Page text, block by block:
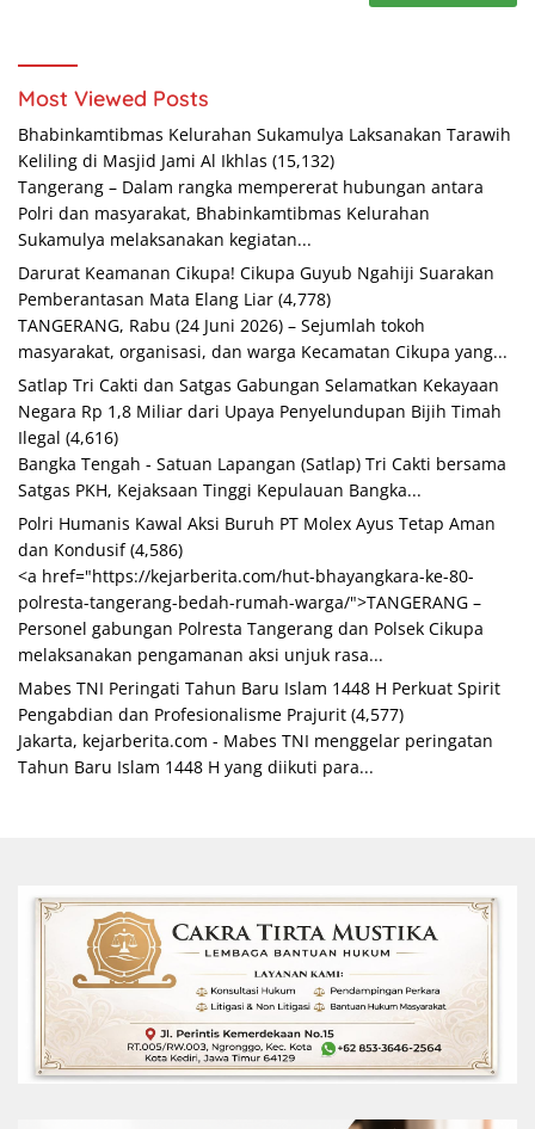
Most Viewed Posts
Bhabinkamtibmas Kelurahan Sukamulya Laksanakan Tarawih
Keliling di Masjid Jami Al Ikhlas (15,132)
Tangerang – Dalam rangka mempererat hubungan antara
Polri dan masyarakat, Bhabinkamtibmas Kelurahan
Sukamulya melaksanakan kegiatan...
Darurat Keamanan Cikupa! Cikupa Guyub Ngahiji Suarakan
Pemberantasan Mata Elang Liar (4,778)
TANGERANG, Rabu (24 Juni 2026) – Sejumlah tokoh
masyarakat, organisasi, dan warga Kecamatan Cikupa yang...
Satlap Tri Cakti dan Satgas Gabungan Selamatkan Kekayaan
Negara Rp 1,8 Miliar dari Upaya Penyelundupan Bijih Timah
Ilegal (4,616)
Bangka Tengah - Satuan Lapangan (Satlap) Tri Cakti bersama
Satgas PKH, Kejaksaan Tinggi Kepulauan Bangka...
Polri Humanis Kawal Aksi Buruh PT Molex Ayus Tetap Aman
dan Kondusif (4,586)
<a href="https://kejarberita.com/hut-bhayangkara-ke-80-
polresta-tangerang-bedah-rumah-warga/">TANGERANG –
Personel gabungan Polresta Tangerang dan Polsek Cikupa
melaksanakan pengamanan aksi unjuk rasa...
Mabes TNI Peringati Tahun Baru Islam 1448 H Perkuat Spirit
Pengabdian dan Profesionalisme Prajurit (4,577)
Jakarta, kejarberita.com - Mabes TNI menggelar peringatan
Tahun Baru Islam 1448 H yang diikuti para...